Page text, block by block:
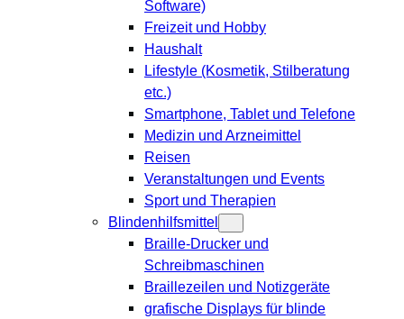
Software)
Freizeit und Hobby
Haushalt
Lifestyle (Kosmetik, Stilberatung
etc.)
Smartphone, Tablet und Telefone
Medizin und Arzneimittel
Reisen
Veranstaltungen und Events
Sport und Therapien
Blindenhilfsmittel
Braille-Drucker und
Schreibmaschinen
Braillezeilen und Notizgeräte
grafische Displays für blinde